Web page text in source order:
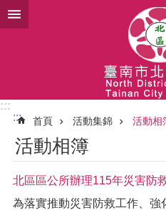
跳到主要內容區塊
:::
:::
首頁 活動集錦 活動相
活動相簿
北區區公所辦理115年災害防
為落實推動災害防救工作、強